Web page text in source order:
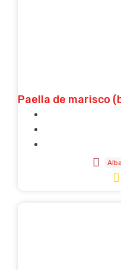
Paella de marisco